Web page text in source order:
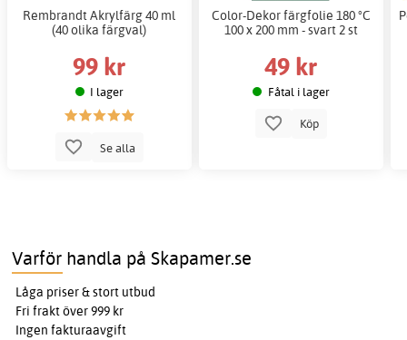
Rembrandt Akrylfärg 40 ml
(40 olika färgval)
99 kr
I lager
Se alla
Color-Dekor färgfolie 180 °C
100 x 200 mm - svart 2 st
49 kr
Fåtal i lager
Köp
Varför handla på Skapamer.se
Låga priser & stort utbud
Fri frakt över 999 kr
Ingen fakturaavgift